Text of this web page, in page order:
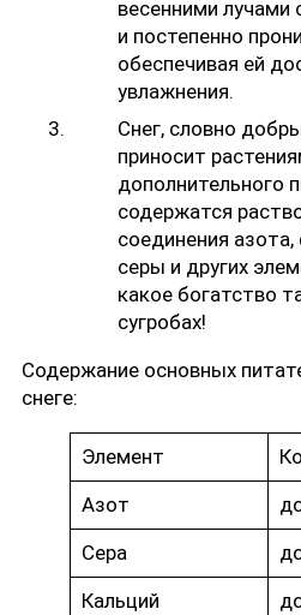
весенними лучами
и постепенно
обеспечивая ей
увлажнения.
Снег, словно
приносит
дополнительного
содержатся
соединения
серы и других
какое богатство
сугробах!
Содержание основных
снеге:
Элемент
Азот
Сера
Кальций